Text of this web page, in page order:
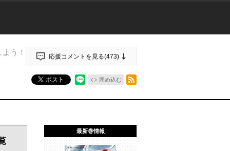
う！ 応援コメントを見る(473)
ポスト 埋め込む
最新巻情報